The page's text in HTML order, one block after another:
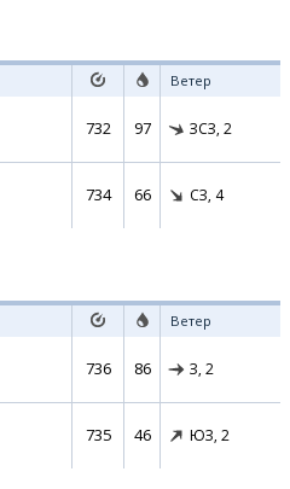
Ветер
732 97 ЗСЗ, 2
734 66 СЗ, 4
Ветер
736 86 З, 2
735 46 ЮЗ, 2